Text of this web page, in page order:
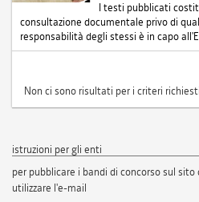
I testi pubblicati
consultazione documentale privo di
responsabilità degli stessi è in capo
Non ci sono risultati per i criteri
istruzioni per gli enti
per pubblicare i bandi di concorso sul
utilizzare l'e-mail